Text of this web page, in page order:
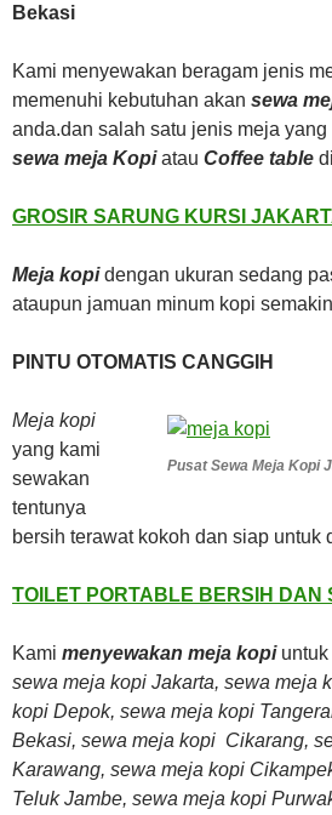
Bekasi
Kami menyewakan beragam jenis
memenuhi kebutuhan akan sewa
anda.dan salah satu jenis meja
sewa meja Kopiatau Coffee table
GROSIR SARUNG KURSI
Meja kopi dengan ukuran sedang
ataupun jamuan minum kopi
PINTU OTOMATIS CANGGIH
Pusat Sewa Meja Kopi
Meja kopi
yang kami
sewakan
tentunya
bersih terawat kokoh dan siap untuk
TOILET PORTABLE BERSIH DAN
Kami menyewakan meja kopi
sewa meja kopi Jakarta, sewa meja
kopi Depok, sewa meja kopi
Bekasi, sewa meja kopi Cikarang,
Karawang, sewa meja kopi
Teluk Jambe, sewa meja kopi